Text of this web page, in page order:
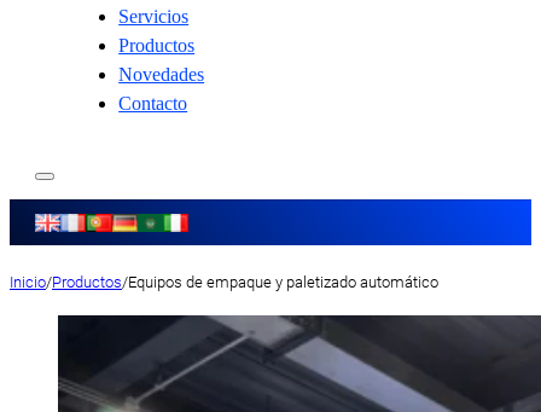
Servicios
Productos
Novedades
Contacto
Inicio/Productos/Equipos de empaque y paletizado automático